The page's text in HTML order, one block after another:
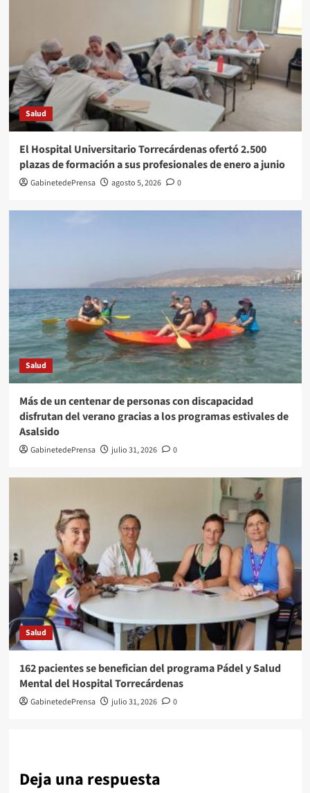
Salud
El Hospital Universitario Torrecárdenas ofertó 2.500
plazas de formación a sus profesionales de enero a junio
GabinetedePrensa agosto 5, 2026 0
Salud
Más de un centenar de personas con discapacidad
disfrutan del verano gracias a los programas estivales de
Asalsido
GabinetedePrensa julio 31, 2026 0
Salud
162 pacientes se benefician del programa Pádel y Salud
Mental del Hospital Torrecárdenas
GabinetedePrensa julio 31, 2026 0
Deja una respuesta